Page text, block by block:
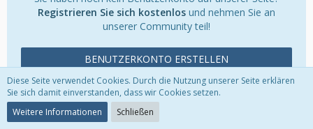
Registrieren Sie sich kostenlos und nehmen Sie an
unserer Community teil!
BENUTZERKONTO ERSTELLEN
ANMELDEN
Diese Seite verwendet Cookies. Durch die Nutzung unserer Seite erklären
Sie sich damit einverstanden, dass wir Cookies setzen.
Weitere Informationen
Schließen